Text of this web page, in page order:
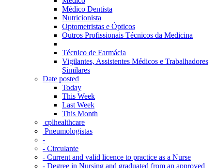
Médico Dentista
Nutricionista
Optometristas e Ópticos
Outros Profissionais Técnicos da Medicina
Técnico de Farmácia
Vigilantes, Assistentes Médicos e Trabalhadores
Similares
Date posted
Today
This Week
Last Week
This Month
‎ cplhealthcare‬
Pneumologistas
-
- Circulante
- Current and valid licence to practice as a Nurse
- Degree in Nursing and graduated from an approved